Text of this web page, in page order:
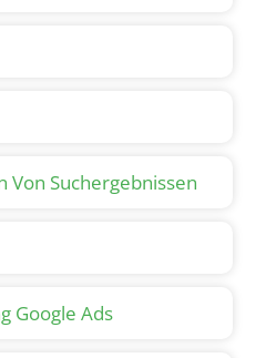
Von Suchergebnissen
Google Ads